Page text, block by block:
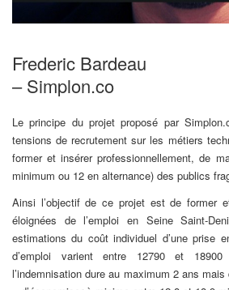
Frederic Bardeau
– Simplon.co
Le principe du projet proposé par
tensions de recrutement sur les métiers
former et insérer professionnellement, de
minimum ou 12 en alternance) des publics
Ainsi l’objectif de ce projet est de former
éloignées de l’emploi en Seine Saint-
estimations du coût individuel d’une prise
d’emploi varient entre 12790 et
l’indemnisation dure au maximum 2 ans